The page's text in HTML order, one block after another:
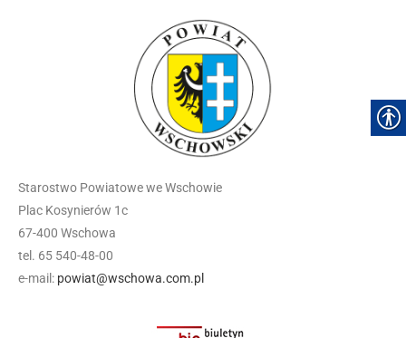
Starostwo Powiatowe we Wschowie
Plac Kosynierów 1c
67-400 Wschowa
tel. 65 540-48-00
e-mail: powiat@wschowa.com.pl